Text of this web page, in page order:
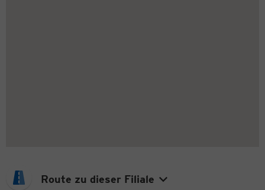
Route zu dieser Filiale